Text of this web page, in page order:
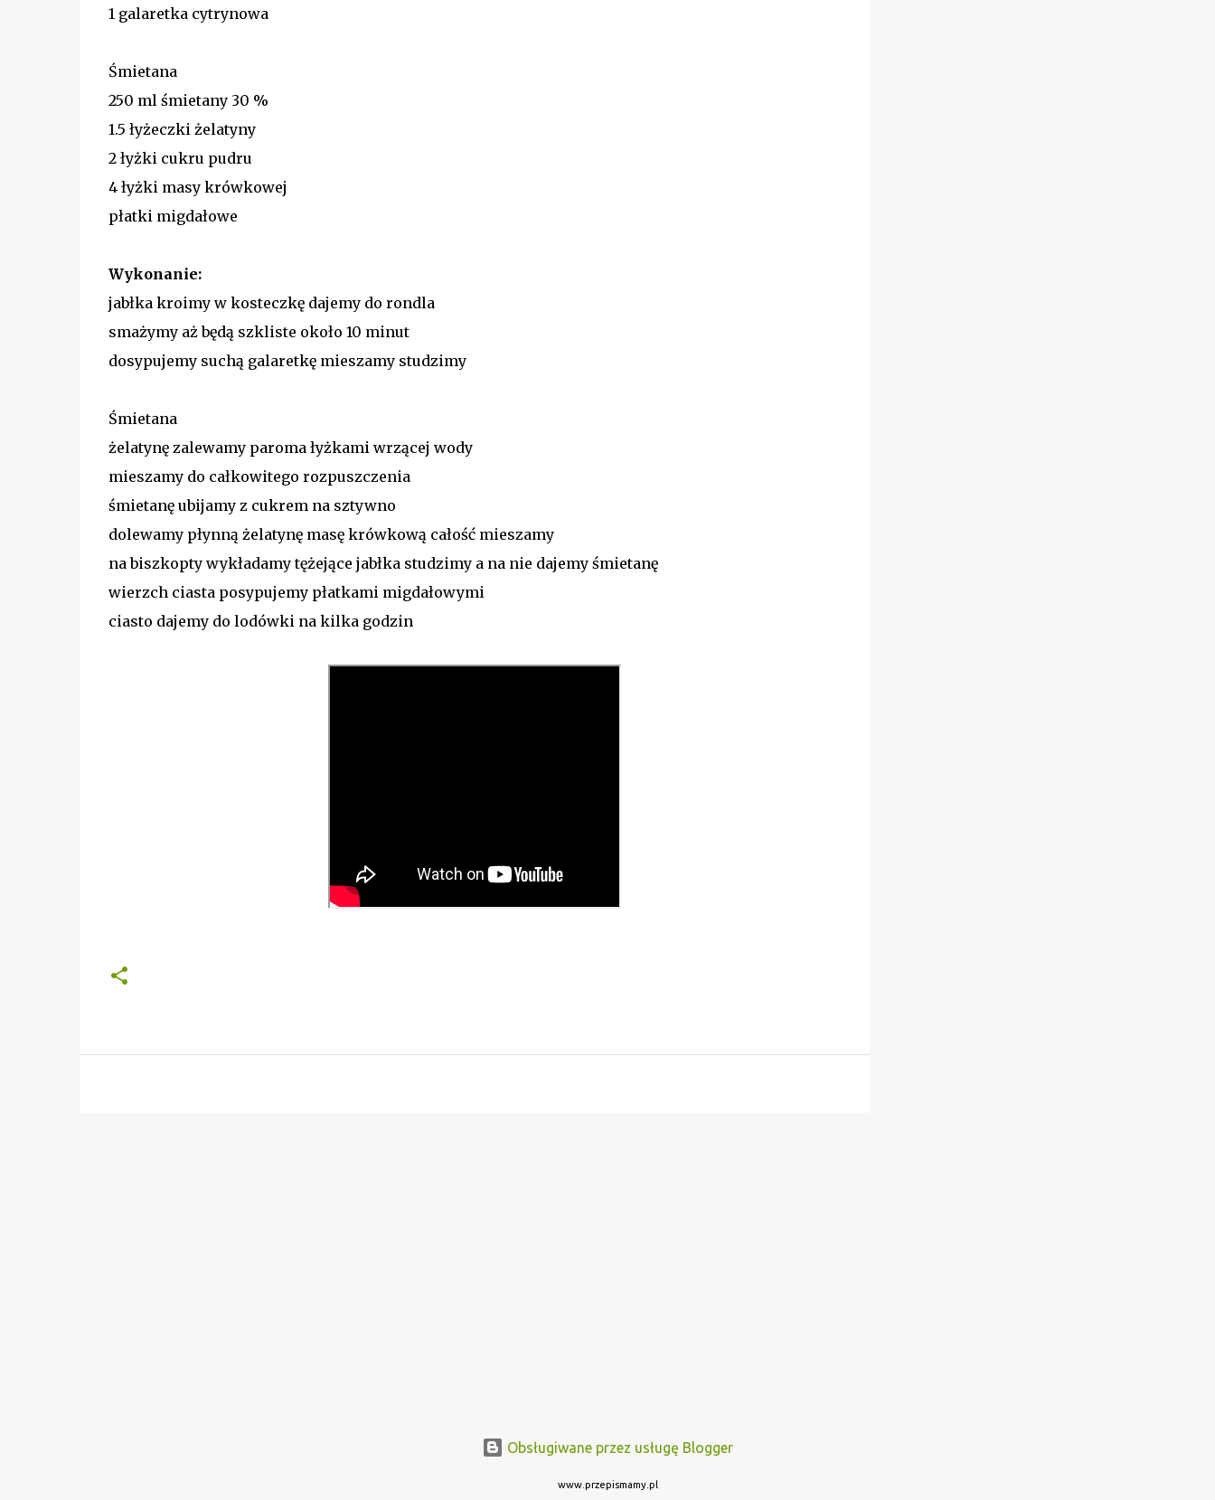
1 galaretka cytrynowa
Śmietana
250 ml śmietany 30 %
1.5 łyżeczki żelatyny
2 łyżki cukru pudru
4 łyżki masy krówkowej
płatki migdałowe
Wykonanie:
jabłka kroimy w kosteczkę dajemy do rondla
smażymy aż będą szkliste około 10 minut
dosypujemy suchą galaretkę mieszamy studzimy
Śmietana
żelatynę zalewamy paroma łyżkami wrzącej wody
mieszamy do całkowitego rozpuszczenia
śmietanę ubijamy z cukrem na sztywno
dolewamy płynną żelatynę masę krówkową całość mieszamy
na biszkopty wykładamy tężejące jabłka studzimy a na nie dajemy śmietanę
wierzch ciasta posypujemy płatkami migdałowymi
ciasto dajemy do lodówki na kilka godzin
Obsługiwane przez usługę Blogger
www.przepismamy.pl